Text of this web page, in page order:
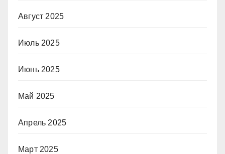
Август 2025
Июль 2025
Июнь 2025
Май 2025
Апрель 2025
Март 2025